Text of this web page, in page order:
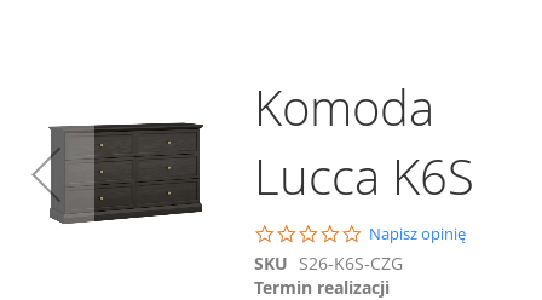
Komoda
Lucca K6S
0.0
star
rating
Napisz opinię
SKU S26-K6S-CZG
Termin realizacji
Dodaj do koszyka
Witryna Lucca W2D1S